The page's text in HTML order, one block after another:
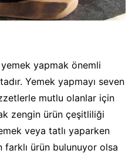
yapmak önemli
Yemek yapmayı seven
mutlu olanlar için
zengin ürün çeşitliliği
veya tatlı yaparken
farklı ürün bulunuyor olsa